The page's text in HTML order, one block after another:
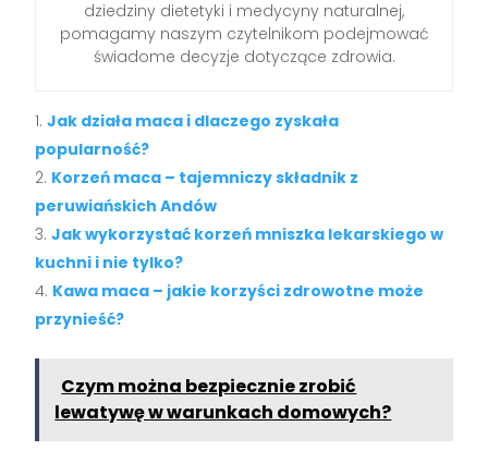
dziedziny dietetyki i medycyny naturalnej,
pomagamy naszym czytelnikom podejmować
świadome decyzje dotyczące zdrowia.
Jak działa maca i dlaczego zyskała
popularność?
Korzeń maca – tajemniczy składnik z
peruwiańskich Andów
Jak wykorzystać korzeń mniszka lekarskiego w
kuchni i nie tylko?
Kawa maca – jakie korzyści zdrowotne może
przynieść?
Czym można bezpiecznie zrobić
lewatywę w warunkach domowych?